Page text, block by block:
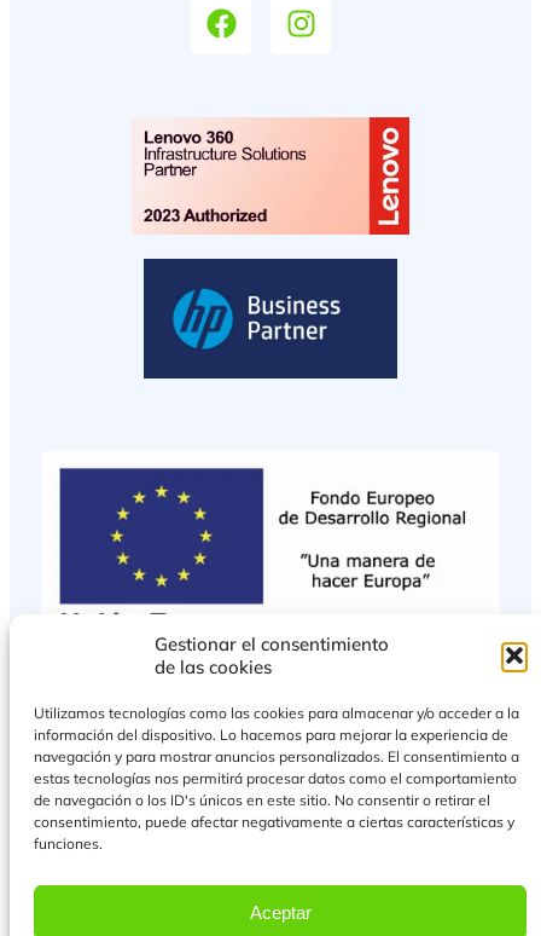
Gestionar el consentimiento
de las cookies
Utilizamos tecnologías como las cookies para almacenar y/o acceder a la
información del dispositivo. Lo hacemos para mejorar la experiencia de
navegación y para mostrar anuncios personalizados. El consentimiento a
estas tecnologías nos permitirá procesar datos como el comportamiento
de navegación o los ID's únicos en este sitio. No consentir o retirar el
consentimiento, puede afectar negativamente a ciertas características y
funciones.
Aceptar
Más Información